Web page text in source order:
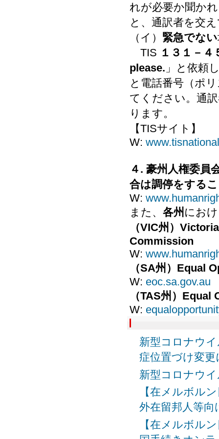
れが必要か聞か
と、通訳者を交
（イ） 緊急でない
TIS １３１－４
please. 」と依頼
と電話番号（ポ
てください。通
ります。
【TISサイト】
W:
４. 豪州人権委員
合は調停をする
W:
また、 各州 にお
（VIC州）
Commission
W:
（SA州）Equal
W: eoc.sa.gov.au
（TAS州）
W:
新型コロナウ
症位置づけ変
新型コロナウ
【在メルボル
外在留邦人等
【在メルボル